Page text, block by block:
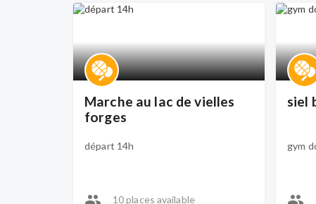
Marche au lac de vielles
forges
départ 14h
10 places available
siel
gym